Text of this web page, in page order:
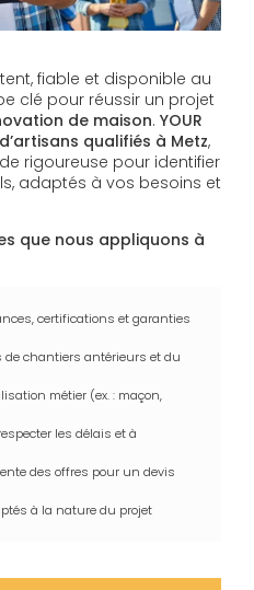
fiable et disponible au
clé pour réussir un projet
de maison. YOUR
qualifiés à Metz,
rigoureuse pour identifier
adaptés à vos besoins et
que nous appliquons à
certifications et garanties
de chantiers antérieurs et du
métier (ex. : maçon,
les délais et à
des offres pour un devis
à la nature du projet